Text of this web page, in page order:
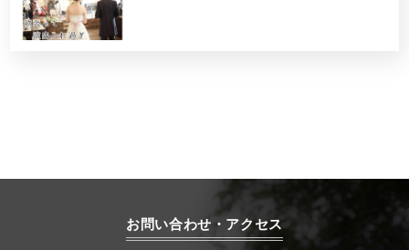
お問い合わせ・アクセス